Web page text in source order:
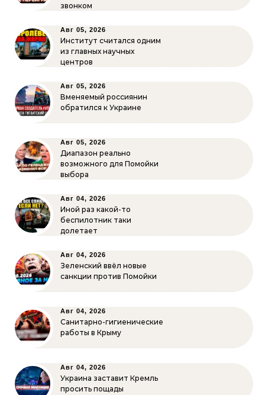
звонком
Авг 05, 2026
Институт считался одним
из главных научных
центров
Авг 05, 2026
Вменяемый россиянин
обратился к Украине
Авг 05, 2026
Диапазон реально
возможного для Помойки
выбора
Авг 04, 2026
Иной раз какой-то
беспилотник таки
долетает
Авг 04, 2026
Зеленский ввёл новые
санкции против Помойки
Авг 04, 2026
Санитарно-гигиенические
работы в Крыму
Авг 04, 2026
Украина заставит Кремль
просить пощады